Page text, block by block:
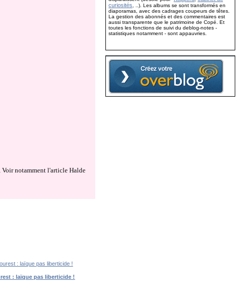
notamment l'article Halde
: laïque pas liberticide !
curiosités , ..). Les albums se sont transformés en
diaporamas, avec des cadrages coupeurs de têtes.
La gestion des abonnés et des commentaires est
aussi transparente que le patrimoine de Copé. Et
toutes les fonctions de suivi du deblog-notes -
statistiques notamment - sont appauvries.